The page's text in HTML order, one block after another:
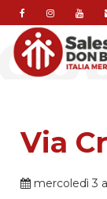
Via
mercoledì 3